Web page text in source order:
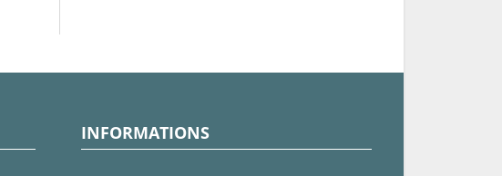
INFORMATIONS